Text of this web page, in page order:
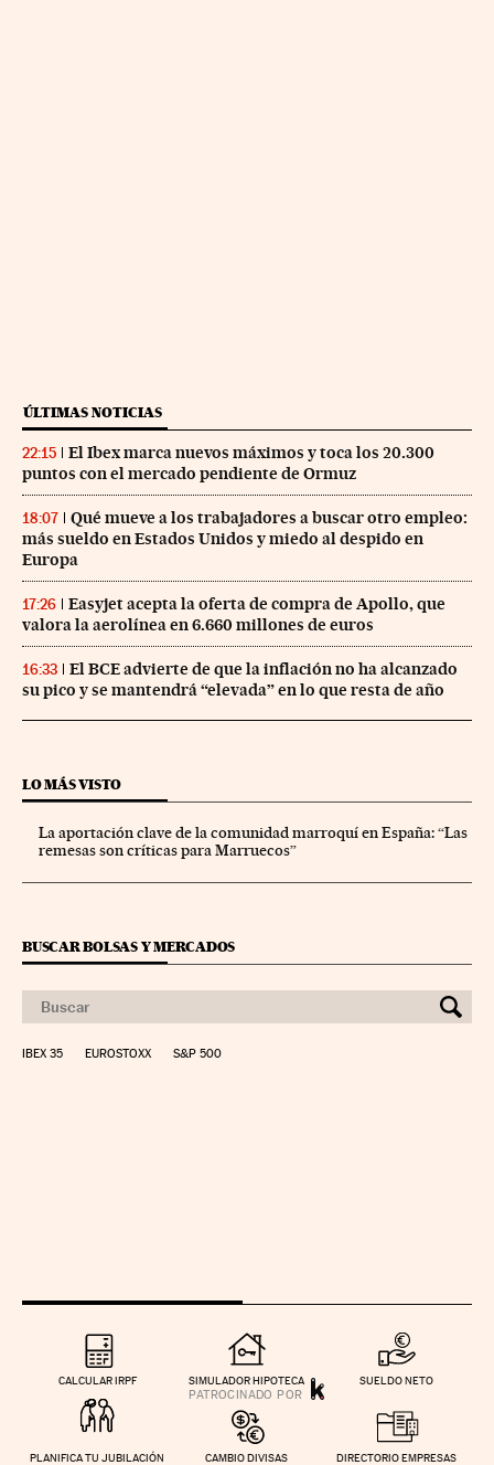
ÚLTIMAS NOTICIAS
22:15
El Ibex marca nuevos máximos y toca los 20.300
puntos con el mercado pendiente de Ormuz
18:07
Qué mueve a los trabajadores a buscar otro empleo:
más sueldo en Estados Unidos y miedo al despido en
Europa
17:26
Easyjet acepta la oferta de compra de Apollo, que
valora la aerolínea en 6.660 millones de euros
16:33
El BCE advierte de que la inflación no ha alcanzado
su pico y se mantendrá “elevada” en lo que resta de año
LO MÁS VISTO
La aportación clave de la comunidad marroquí en España: “Las
remesas son críticas para Marruecos”
BUSCAR BOLSAS Y MERCADOS
IBEX 35 EUROSTOXX S&P 500
CALCULAR IRPF SIMULADOR HIPOTECA SUELDO NETO
PLANIFICA TU JUBILACIÓN CAMBIO DIVISAS DIRECTORIO EMPRESAS